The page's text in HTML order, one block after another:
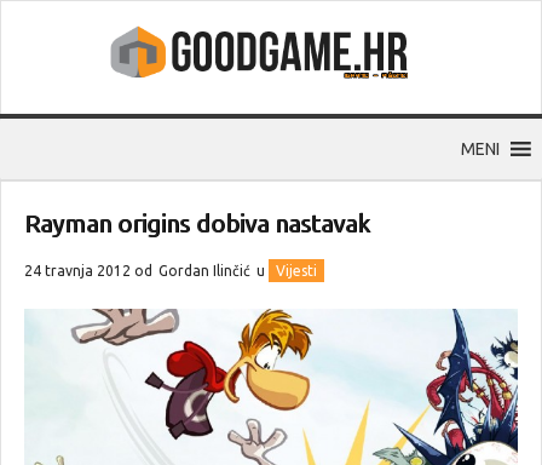
MENI
Rayman origins dobiva nastavak
24 travnja 2012 od Gordan Ilinčić u Vijesti